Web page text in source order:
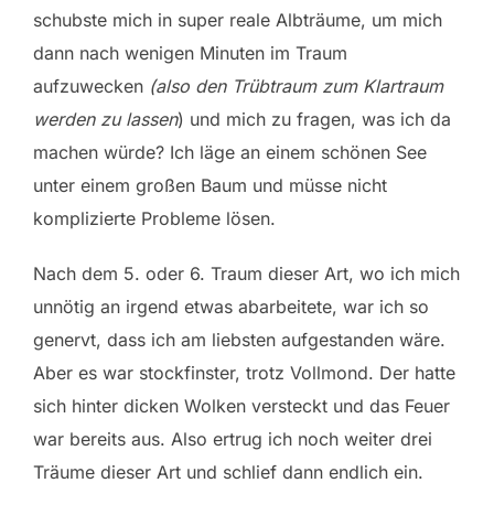
schubste mich in super reale Albträume, um mich
dann nach wenigen Minuten im Traum
aufzuwecken (also den Trübtraum zum Klartraum
werden zu lassen) und mich zu fragen, was ich da
machen würde? Ich läge an einem schönen See
unter einem großen Baum und müsse nicht
komplizierte Probleme lösen.
Nach dem 5. oder 6. Traum dieser Art, wo ich mich
unnötig an irgend etwas abarbeitete, war ich so
genervt, dass ich am liebsten aufgestanden wäre.
Aber es war stockfinster, trotz Vollmond. Der hatte
sich hinter dicken Wolken versteckt und das Feuer
war bereits aus. Also ertrug ich noch weiter drei
Träume dieser Art und schlief dann endlich ein.